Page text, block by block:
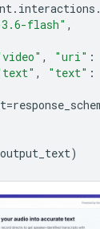
. interactions .
flash" ,
, "uri" :
, "text" :
=
output_text)